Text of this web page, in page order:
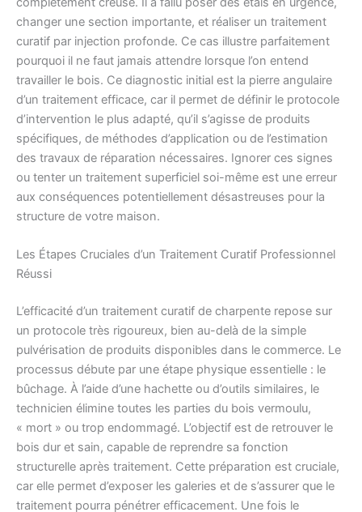
changer une section importante, et réaliser un traitement
curatif par injection profonde. Ce cas illustre parfaitement
pourquoi il ne faut jamais attendre lorsque l’on entend
travailler le bois. Ce diagnostic initial est la pierre angulaire
d’un traitement efficace, car il permet de définir le protocole
d’intervention le plus adapté, qu’il s’agisse de produits
spécifiques, de méthodes d’application ou de l’estimation
des travaux de réparation nécessaires. Ignorer ces signes
ou tenter un traitement superficiel soi-même est une erreur
aux conséquences potentiellement désastreuses pour la
structure de votre maison.
Les Étapes Cruciales d’un Traitement Curatif Professionnel
Réussi
L’efficacité d’un traitement curatif de charpente repose sur
un protocole très rigoureux, bien au-delà de la simple
pulvérisation de produits disponibles dans le commerce. Le
processus débute par une étape physique essentielle : le
bûchage. À l’aide d’une hachette ou d’outils similaires, le
technicien élimine toutes les parties du bois vermoulu,
« mort » ou trop endommagé. L’objectif est de retrouver le
bois dur et sain, capable de reprendre sa fonction
structurelle après traitement. Cette préparation est cruciale,
car elle permet d’exposer les galeries et de s’assurer que le
traitement pourra pénétrer efficacement. Une fois le